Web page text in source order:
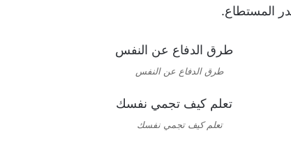
المستطاع.
طرق الدفاع عن النفس
تعلم كيف تجمي نفسك